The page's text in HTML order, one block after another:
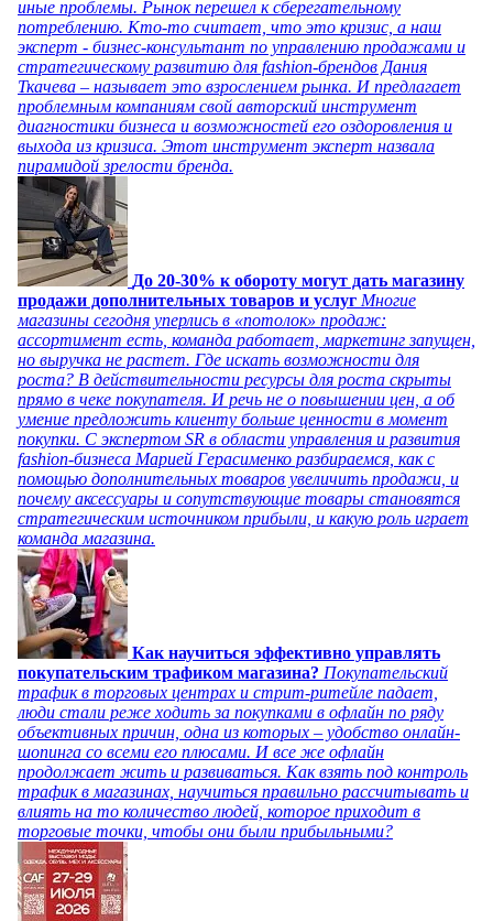
иные проблемы. Рынок перешел к сберегательному
потреблению. Кто-то считает, что это кризис, а наш
эксперт - бизнес-консультант по управлению продажами и
стратегическому развитию для fashion-брендов Дания
Ткачева – называет это взрослением рынка. И предлагает
проблемным компаниям свой авторский инструмент
диагностики бизнеса и возможностей его оздоровления и
выхода из кризиса. Этот инструмент эксперт назвала
пирамидой зрелости бренда.
До 20-30% к обороту могут дать магазину
продажи дополнительных товаров и услуг Многие
магазины сегодня уперлись в «потолок» продаж:
ассортимент есть, команда работает, маркетинг запущен,
но выручка не растет. Где искать возможности для
роста? В действительности ресурсы для роста скрыты
прямо в чеке покупателя. И речь не о повышении цен, а об
умение предложить клиенту больше ценности в момент
покупки. С экспертом SR в области управления и развития
fashion-бизнеса Марией Герасименко разбираемся, как с
помощью дополнительных товаров увеличить продажи, и
почему аксессуары и сопутствующие товары становятся
стратегическим источником прибыли, и какую роль играет
команда магазина.
Как научиться эффективно управлять
покупательским трафиком магазина? Покупательский
трафик в торговых центрах и стрит-ритейле падает,
люди стали реже ходить за покупками в офлайн по ряду
объективных причин, одна из которых – удобство онлайн-
шопинга со всеми его плюсами. И все же офлайн
продолжает жить и развиваться. Как взять под контроль
трафик в магазинах, научиться правильно рассчитывать и
влиять на то количество людей, которое приходит в
торговые точки, чтобы они были прибыльными?